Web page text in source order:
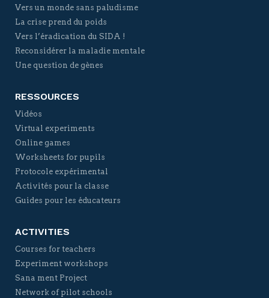
Vers un monde sans paludisme
La crise prend du poids
Vers l’éradication du SIDA !
Reconsidérer la maladie mentale
Une question de gènes
RESSOURCES
Vidéos
Virtual experiments
Online games
Worksheets for pupils
Protocole expérimental
Activités pour la classe
Guides pour les éducateurs
ACTIVITIES
Courses for teachers
Experiment workshops
Sana ment Project
Network of pilot schools